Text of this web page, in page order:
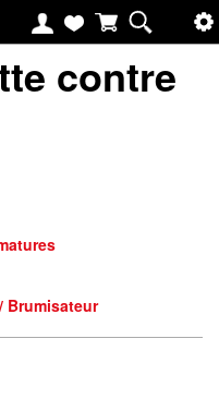
contre
Brumisateur